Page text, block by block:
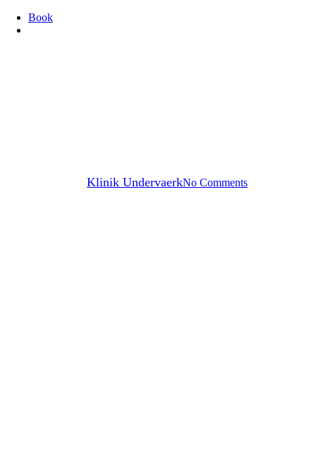
Book
Klinik UndervaerkNo Comments